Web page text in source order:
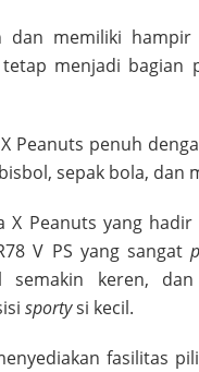
dan memiliki
menjadi
Peanuts penuh
sepak bola, dan
X Peanuts yang
V PS yang sangat
semakin keren,
sportysi kecil.
fasilitas